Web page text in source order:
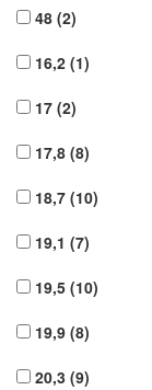
48 (2)
16,2 (1)
17 (2)
17,8 (8)
18,7 (10)
19,1 (7)
19,5 (10)
19,9 (8)
20,3 (9)